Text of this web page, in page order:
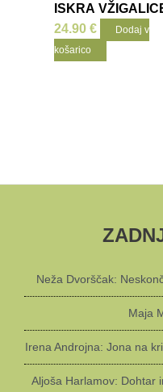
ISKRA
24.90€
Dodaj v
košarico
Neža Dvorščak:
Maja
Irena Androjna: Jona na
Aljoša Harlamov: Dohtar